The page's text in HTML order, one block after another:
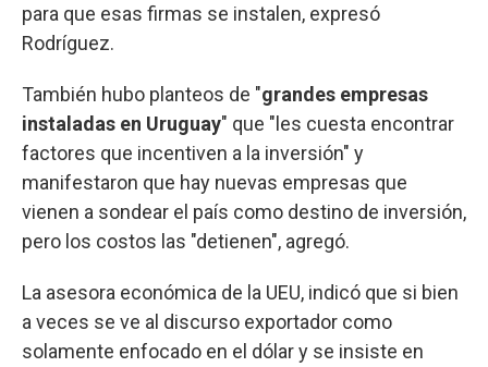
para que esas firmas se instalen, expresó
Rodríguez.
También hubo planteos de "grandes empresas
instaladas en Uruguay" que "les cuesta encontrar
factores que incentiven a la inversión" y
manifestaron que hay nuevas empresas que
vienen a sondear el país como destino de inversión,
pero los costos las "detienen", agregó.
La asesora económica de la UEU, indicó que si bien
a veces se ve al discurso exportador como
solamente enfocado en el dólar y se insiste en